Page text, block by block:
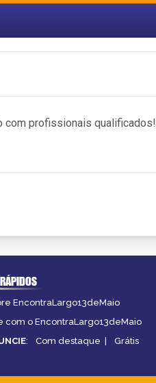
com profissionais qualificados!
EncontraLargo13deMaio
com o EncontraLargo13deMaio
: Com destaque | Grátis